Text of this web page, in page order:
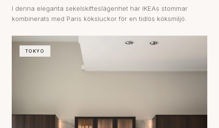
I denna eleganta sekelskifteslägenhet har IKEAs stommar
kombinerats med Paris köksluckor för en tidlös köksmiljö.
TOKYO